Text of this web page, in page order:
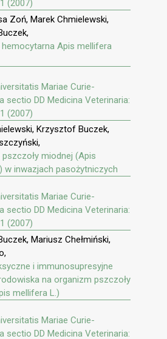
(2007)
Zoń, Marek Chmielewski,
hemocytarna Apis mellifera
Mariae Curie-
sectio DD Medicina Veterinaria:
(2007)
Krzysztof Buczek,
miodnej (Apis
w inwazjach pasożytniczych
Mariae Curie-
sectio DD Medicina Veterinaria:
(2007)
Mariusz Chełmiński,
i immunosupresyjne
na organizm pszczoły
mellifera L.)
Mariae Curie-
sectio DD Medicina Veterinaria: